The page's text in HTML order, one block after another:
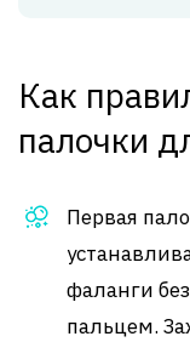
Как
палочки
Первая
фаланги
пальцем.